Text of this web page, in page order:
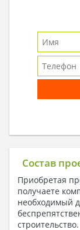
Состав
Приобретая
получаете
необходимый
строительство.